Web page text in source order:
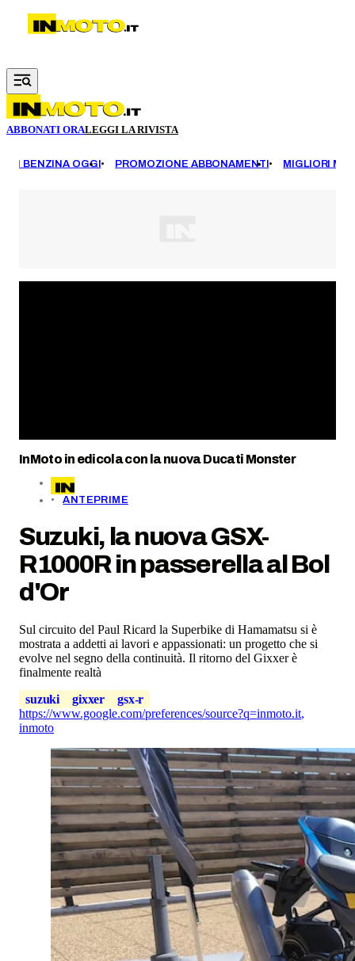
Vai al contenuto principale
ABBONATI ORALEGGI LA RIVISTA
BENZINA OGGI PROMOZIONE ABBONAMENTI MIGLIORI
InMoto in edicola con la nuova Ducati Monster
ANTEPRIME
Suzuki, la nuova GSX-
R1000R in passerella al Bol
d'Or
Sul circuito del Paul Ricard la Superbike di Hamamatsu si è
mostrata a addetti ai lavori e appassionati: un progetto che si
evolve nel segno della continuità. Il ritorno del Gixxer è
finalmente realtà
suzuki
gixxer
gsx-r
https://www.google.com/preferences/source?q=inmoto.it,
inmoto